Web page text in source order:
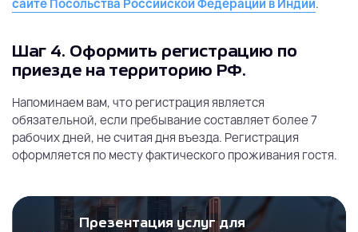
сайте Посольства Российской Федерации в Индии.
Шаг 4. Оформить регистрацию по
приезде на территорию РФ.
Напоминаем вам, что регистрация является
обязательной, если пребывание составляет более 7
рабочих дней, не считая дня въезда. Регистрация
оформляется по месту фактического проживания гостя.
Презентация услуг для